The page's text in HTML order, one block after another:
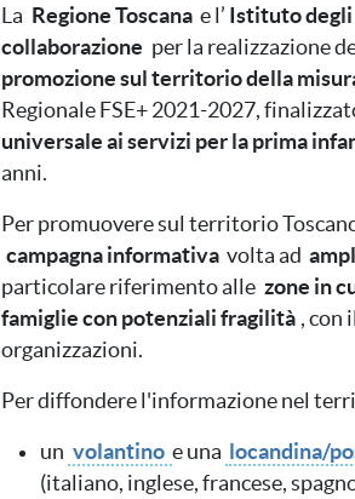
La Regione Toscana e l’ Istituto
collaborazione per la realizzazione
promozione sul territorio della
Regionale FSE+ 2021-2027,
universale ai servizi per la prima
anni.
Per promuovere sul territorio
campagna informativa volta ad
particolare riferimento alle zone in
famiglie con potenziali fragilità , con
organizzazioni.
Per diffondere l'informazione nel
un volantino e una locandina/
(italiano, inglese, francese,